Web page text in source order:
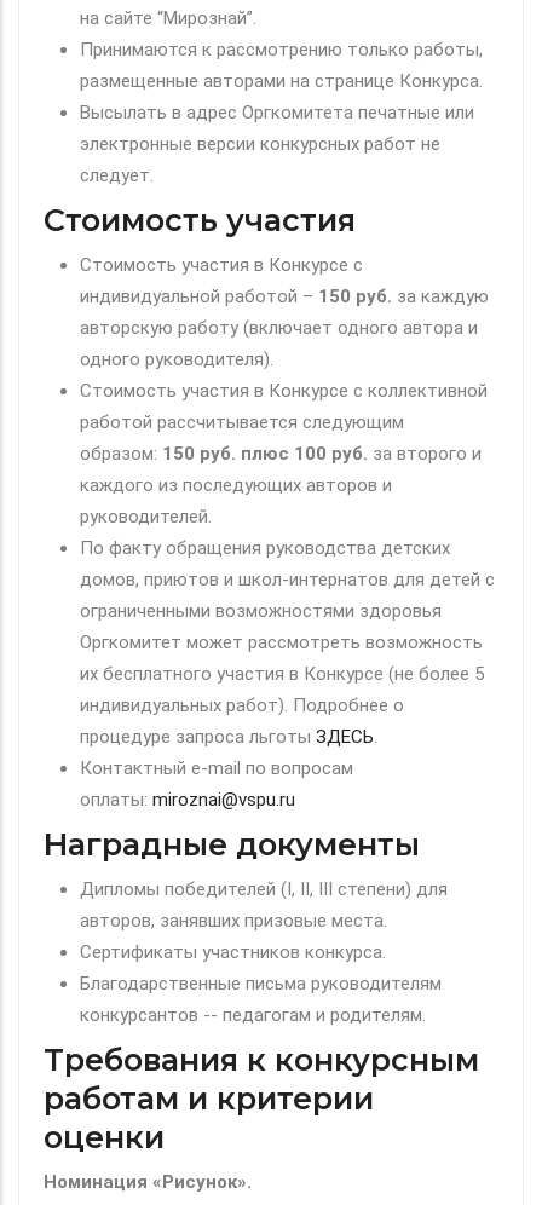
на сайте “Мирознай”.
Принимаются к рассмотрению только работы,
размещенные авторами на странице Конкурса.
Высылать в адрес Оргкомитета печатные или
электронные версии конкурсных работ не
следует.
Стоимость участия
Стоимость участия в Конкурсе с
индивидуальной работой – 150 руб. за каждую
авторскую работу (включает одного автора и
одного руководителя).
Стоимость участия в Конкурсе с коллективной
работой рассчитывается следующим
образом: 150 руб. плюс 100 руб. за второго и
каждого из последующих авторов и
руководителей.
По факту обращения руководства детских
домов, приютов и школ-интернатов для детей с
ограниченными возможностями здоровья
Оргкомитет может рассмотреть возможность
их бесплатного участия в Конкурсе (не более 5
индивидуальных работ). Подробнее о
процедуре запроса льготы ЗДЕСЬ.
Контактный e-mail по вопросам
оплаты: miroznai@vspu.ru
Наградные документы
Дипломы победителей (I, II, III степени) для
авторов, занявших призовые места.
Сертификаты участников конкурса.
Благодарственные письма руководителям
конкурсантов -- педагогам и родителям.
Требования к конкурсным
работам и критерии
оценки
Номинация «Рисунок».